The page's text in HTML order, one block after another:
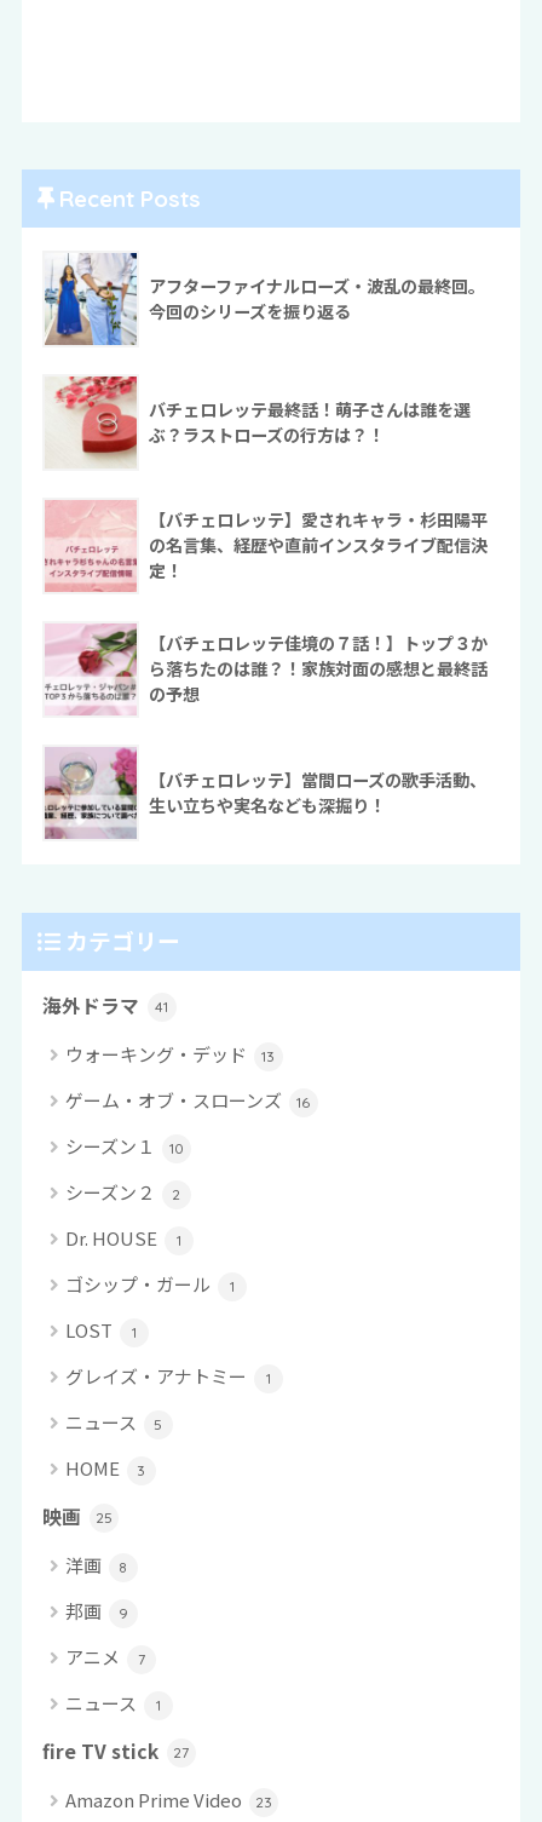
Recent Posts
アフターファイナルローズ・波乱の最終回。
今回のシリーズを振り返る
バチェロレッテ最終話！萌子さんは誰を選
ぶ？ラストローズの行方は？！
【バチェロレッテ】愛されキャラ・杉田陽平
の名言集、経歴や直前インスタライブ配信決
定！
【バチェロレッテ佳境の７話！】トップ３か
ら落ちたのは誰？！家族対面の感想と最終話
の予想
【バチェロレッテ】當間ローズの歌手活動、
生い立ちや実名なども深掘り！
カテゴリー
海外ドラマ 41
ウォーキング・デッド 13
ゲーム・オブ・スローンズ 16
シーズン１ 10
シーズン２ 2
Dr. HOUSE 1
ゴシップ・ガール 1
LOST 1
グレイズ・アナトミー 1
ニュース 5
HOME 3
映画 25
洋画 8
邦画 9
アニメ 7
ニュース 1
fire TV stick 27
Amazon Prime Video 23